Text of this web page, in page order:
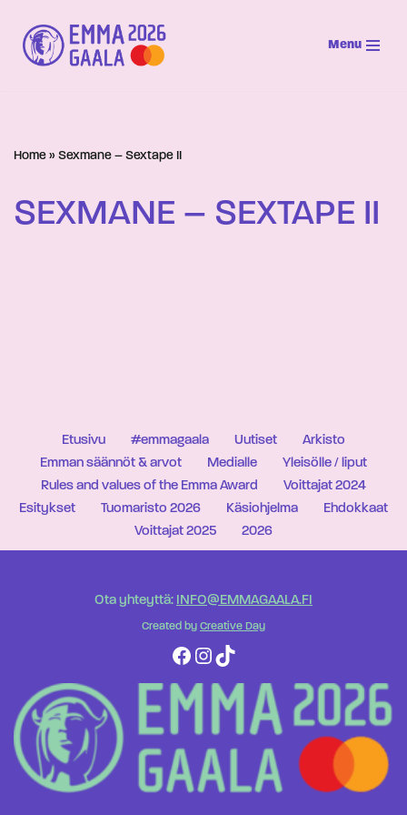
Siirry
suoraan
Menu
Home » Sexmane – Sextape II
SEXMANE – SEXTAPE II
Etusivu #emmagaala Uutiset
Arkisto
Emman säännöt & arvot
Medialle
Yleisölle / liput
Rules and values of the Emma Award
Voittajat 2024
Esitykset
Tuomaristo 2026 Käsiohjelma
Ehdokkaat
Voittajat 2025
2026
Ota yhteyttä: INFO@EMMAGAALA.FI
Created by Creative Day